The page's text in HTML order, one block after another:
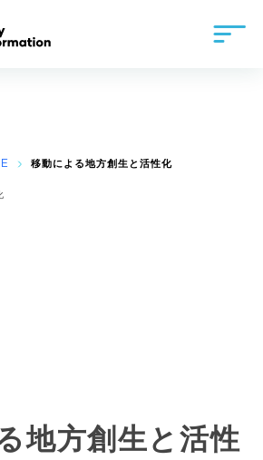
移動による地方創生と活性化
地方創生と活性